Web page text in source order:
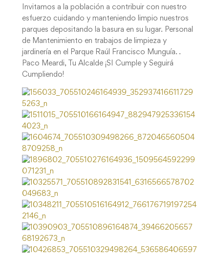
Invitamos a la población a contribuir con nuestro
esfuerzo cuidando y manteniendo limpio nuestros
parques depositando la basura en su lugar. Personal
de Mantenimiento en trabajos de limpieza y
jardinería en el Parque Raúl Francisco Munguía. .
Paco Meardi, Tu Alcalde ¡SI Cumple y Seguirá
Cumpliendo!